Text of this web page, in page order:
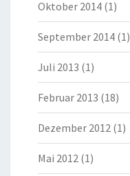
Oktober 2014 (1)
September 2014 (1)
Juli 2013 (1)
Februar 2013 (18)
Dezember 2012 (1)
Mai 2012 (1)